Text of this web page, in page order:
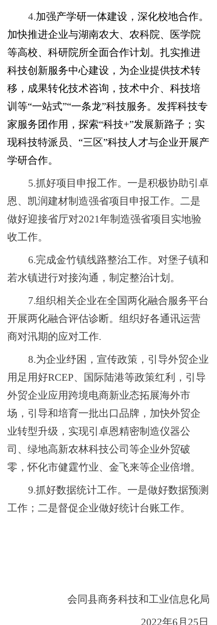
4.加强产学研一体建设 ， 深化校地合作。
加快推进企业与湖南农大、农科院、医学院
等高校、科研院所全面合作计划。扎实推进
科技创新服务中心建设，为企业提供技术转
移，成果转化技术咨询，技术中介、科技培
训等“一站式”“一条龙”科技服务。 发挥科技专
家服务团作用，探索“科技+”发展新路子；实
现科技特派员、“三区”科技人才与企业开展产
学研合作。
5.抓好项目申报工作。一是积极协助引卓
恩、凯润建材制造强省项目申报工作。二是
做好迎接省厅对2021年制造强省项目实地验
收工作。
6.完成金竹镇线路整治工作。对堡子镇和
若水镇进行对接沟通，制定整治计划。
7.组织相关企业在全国两化融合服务平台
开展两化融合评估诊断。组织好各通讯运营
商对汛期的应对工作.
8.为企业纾困，宣传政策，引导外贸企业
用足用好RCEP、国际陆港等政策红利，引导
外贸企业应用跨境电商新业态拓展海外市
场，引导和培育一批出口品牌，加快外贸企
业转型升级，实现引卓恩精密制造仪器公
司、绿地高新农林科技公司等企业外贸破
零，怀化市健霆竹业、金飞来等企业倍增。
9.抓好数据统计工作。一是做好数据预测
工作；二是督促企业做好统计台账工作。
会同县商务科技和工业信息化局
2022年6月25日